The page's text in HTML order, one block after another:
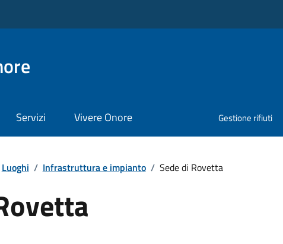
Servizi Vivere Onore Gestione rifiuti
Luoghi / Infrastruttura e impianto / Sede di Rovetta